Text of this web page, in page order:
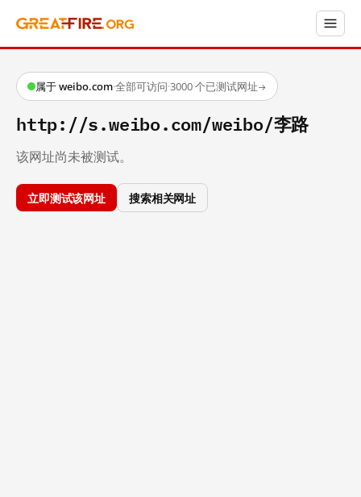
属于 weibo.com·全部可访问·3000 个已测试网址→
http://s.weibo.com/weibo/李路
该网址尚未被测试。
立即测试该网址 搜索相关网址